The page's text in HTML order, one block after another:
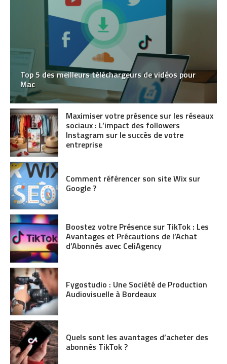
Top 5 des meilleurs téléchargeurs de vidéos pour
Mac
Maximiser votre présence sur les réseaux
sociaux : L’impact des followers
Instagram sur le succès de votre
entreprise
Comment référencer son site Wix sur
Google ?
Boostez votre Présence sur TikTok : Les
Avantages et Précautions de l’Achat
d’Abonnés avec CeliAgency
Fygostudio : Une Société de Production
Audiovisuelle à Bordeaux
Quels sont les avantages d’acheter des
abonnés TikTok ?